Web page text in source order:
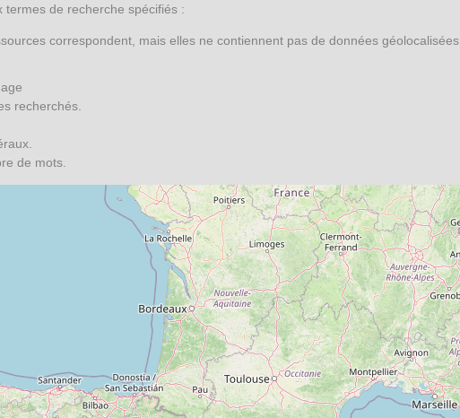
de recherche spécifiés :
correspondent, mais elles ne contiennent pas de données géolocalisées
recherchés.
de mots.